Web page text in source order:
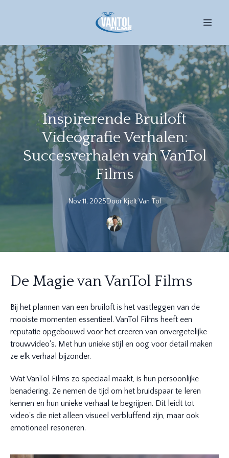
Inspirerende Bruiloft
Videografie Verhalen:
Succesverhalen van VanTol
Films
Nov 11, 2025DoorKjeltVan Tol
De Magie van VanTol Films
Bij het plannen van een bruiloft is het vastleggen van de
mooiste momenten essentieel. VanTol Films heeft een
reputatie opgebouwd voor het creëren van onvergetelijke
trouwvideo's. Met hun unieke stijl en oog voor detail maken
ze elk verhaal bijzonder.
Wat VanTol Films zo speciaal maakt, is hun persoonlijke
benadering. Ze nemen de tijd om het bruidspaar te leren
kennen en hun unieke verhaal te begrijpen. Dit leidt tot
video's die niet alleen visueel verbluffend zijn, maar ook
emotioneel resoneren.